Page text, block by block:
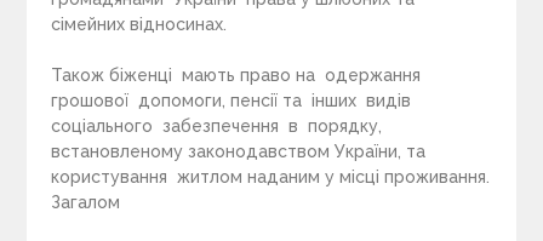
сімейних відносинах.
Також біженці мають право на одержання
грошової допомоги, пенсії та інших видів
соціального забезпечення в порядку,
встановленому законодавством України, та
користування житлом наданим у місці проживання.
Загалом